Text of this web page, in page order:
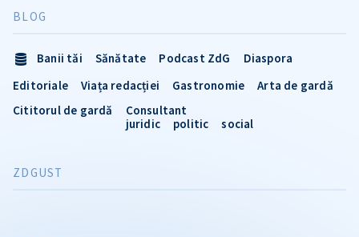
BLOG
Banii tăi Sănătate Podcast ZdG
Diaspora
Editoriale
Viața redacției Gastronomie
Arta de gardă
Cititorul de gardă
Consultant
juridic
politic social
ZDGUST